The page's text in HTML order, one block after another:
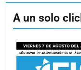
A un solo